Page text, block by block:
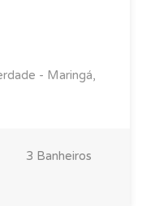
- Maringá,
3 Banheiros